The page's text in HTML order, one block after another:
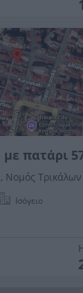
πατάρι
Νομός Τρικάλων
Ισόγειο